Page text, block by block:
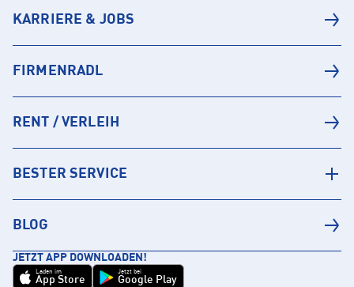
KARRIERE & JOBS
FIRMENRADL
RENT / VERLEIH
BESTER SERVICE
BLOG
JETZT APP DOWNLOADEN!
Laden im
App Store
Jetzt bei
Google Play